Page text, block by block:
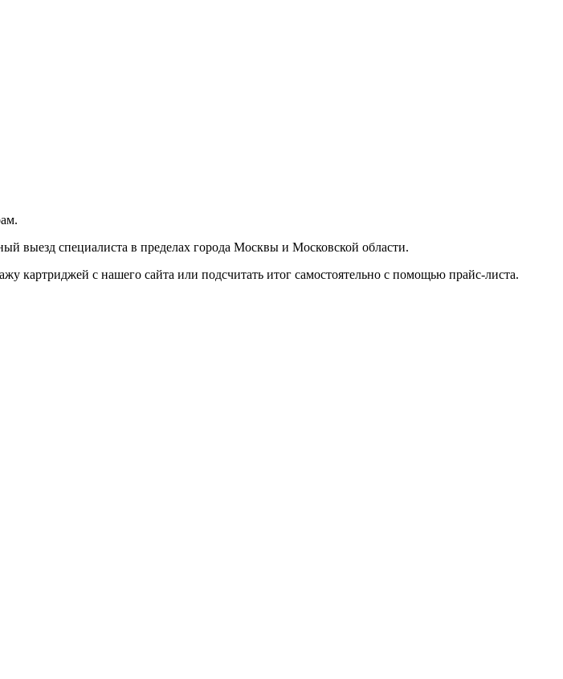
выезд специалиста в пределах города Москвы и Московской области.
картриджей с нашего сайта или подсчитать итог самостоятельно с помощью прайс-листа.